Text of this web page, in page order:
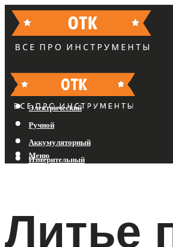
Бензиновый
Электрический
Ручной
Аккумуляторный
Измерительный
Меню
Литье